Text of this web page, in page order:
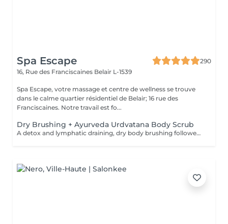
Spa Escape
290
16, Rue des Franciscaines Belair L-1539
Spa Escape, votre massage et centre de wellness se trouve
dans le calme quartier résidentiel de Belair; 16 rue des
Franciscaines. Notre travail est fo...
Dry Brushing + Ayurveda Urdvatana Body Scrub
A detox and lymphatic draining, dry body brushing followed by an Ayurveda- Urdvatana Body scrub. This is concluded by a luke-warm shower followed by a full body application of a organic, detox body oil to continue the elimination of toxins from your body.